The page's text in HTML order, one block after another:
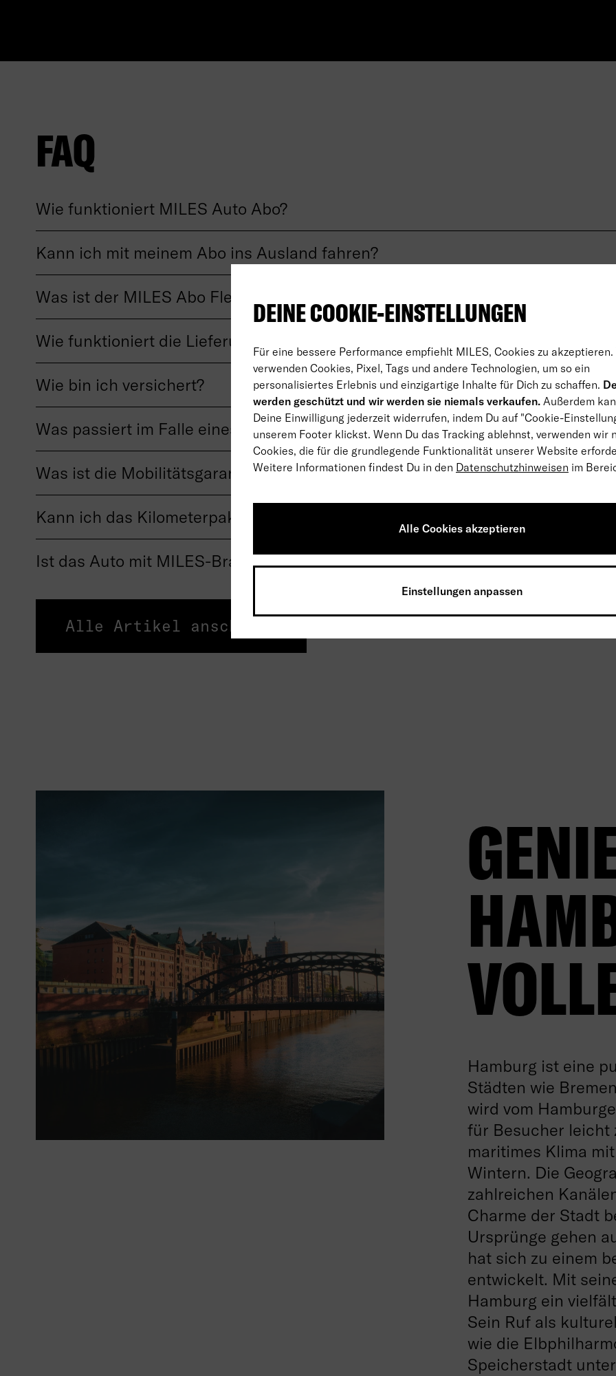
FAQ
Wie funktioniert MILES Auto Abo?
Kann ich mit meinem Abo ins Ausland fahren?
Was ist der MILES Abo Flex-Tarif?
Wie funktioniert die Lieferung?
Wie bin ich versichert?
Was passiert im Falle eines Unfalls?
Was ist die Mobilitätsgarantie?
Kann ich das Kilometerpaket meines Abos anpassen?
Ist das Auto mit MILES-Branding oder -Aufklebern versehen?
Alle Artikel anschauen
Hamburg ist eine
Städten wie
wird vom
für Besucher leicht
maritimes Klima
Wintern. Die
zahlreichen
Charme der Stadt
Ursprünge gehen
hat sich zu einem
entwickelt. Mit
Hamburg ein
Sein Ruf als
wie die
Speicherstadt
DEINE COOKIE-EINSTELLUNGEN
Für eine bessere Performance empfiehlt MILES, Cookies zu akzeptieren.
verwenden Cookies, Pixel, Tags und andere Technologien, um so ein
personalisiertes Erlebnis und einzigartige Inhalte für Dich zu schaffen.
werden geschützt und wir werden sie niemals verkaufen. Außerdem
Deine Einwilligung jederzeit widerrufen, indem Du auf "Cookie-
unserem Footer klickst. Wenn Du das Tracking ablehnst, verwenden wir
Cookies, die für die grundlegende Funktionalität unserer Website
Weitere Informationen findest Du in den Datenschutzhinweisen im
Einstellungen anpassen
Alle Cookies akzeptieren